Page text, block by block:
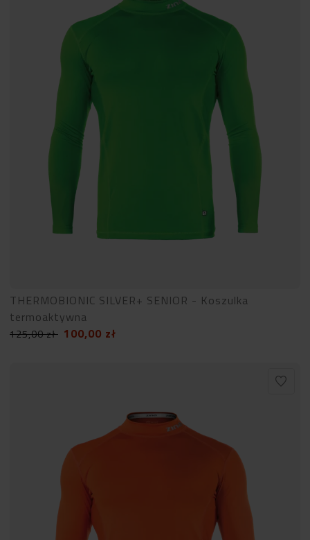
THERMOBIONIC SILVER+ SENIOR - Koszulka
termoaktywna
125,00zł 100,00 zł